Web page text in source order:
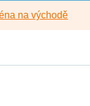
na východě